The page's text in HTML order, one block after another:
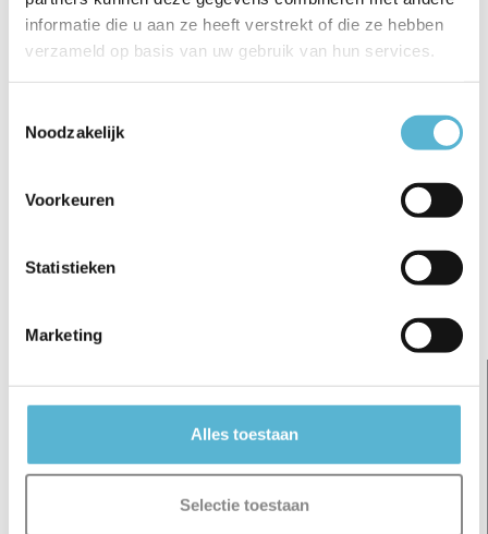
informatie die u aan ze heeft verstrekt of die ze hebben
verzameld op basis van uw gebruik van hun services.
Noodzakelijk
Voorkeuren
Statistieken
Marketing
Alles toestaan
Selectie toestaan
Er zijn nog geen reviews geschreven over dit product..
Schrijf je eigen review
Gerelateerde artikelen: